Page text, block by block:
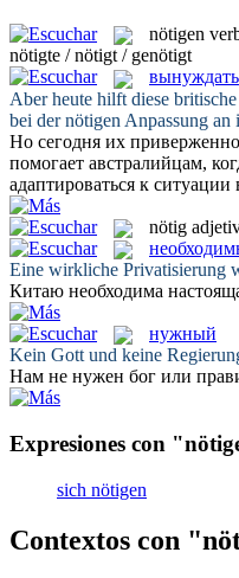
nötigen
nötigte / nötigt / genötigt
вынуждать
Aber heute hilft diese
bei dernötigen Anpassung an
Но сегодня их
помогает австралийцам,
адаптироваться к
nötig
Eine wirkliche Privatisierung
Китаю необходима
нужный
Kein Gott und keine
Нам не нужен бог или
Expresiones con
sich nötigen
Contextos con